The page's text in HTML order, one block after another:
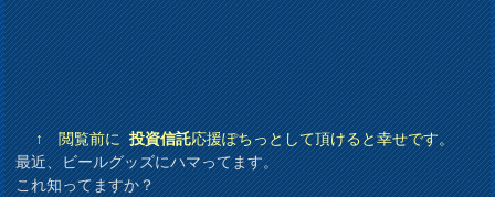
↑ 閲覧前に投資信託応援ぽちっとして頂けると幸せです。
最近、ビールグッズにハマってます。
これ知ってますか？